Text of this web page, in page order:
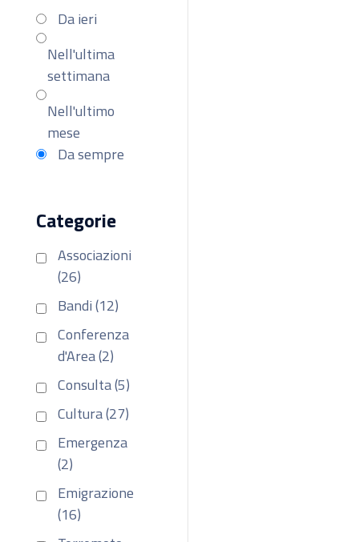
Da ieri
Nell'ultima
settimana
Nell'ultimo
mese
Da sempre
Categorie
Associazioni
(26)
Bandi (12)
Conferenza
d'Area (2)
Consulta (5)
Cultura (27)
Emergenza
(2)
Emigrazione
(16)